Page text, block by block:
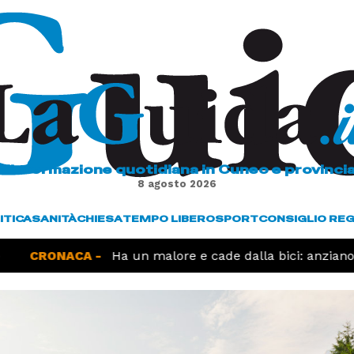
L'informazione quotidiana in Cuneo e
8 agosto 2026
SANITÀCHIESATEMPO LIBEROSPORTCONSIGLIO
CRONACA - Ha un malore e cade dalla bici: anziano